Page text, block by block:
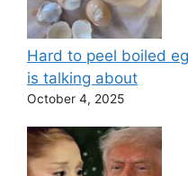
Hard to peel boiled
is talking about
October 4, 2025